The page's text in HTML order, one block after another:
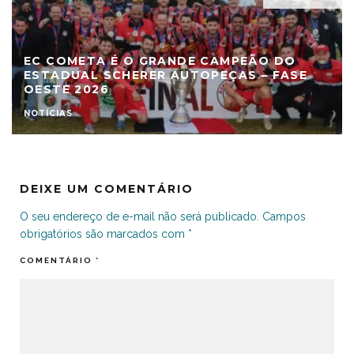
EC COMETA É O GRANDE CAMPEÃO DO
ESTADUAL SCHERER AUTOPEÇAS – FASE
OESTE 2026
NOTÍCIAS
DEIXE UM COMENTÁRIO
O seu endereço de e-mail não será publicado. Campos
obrigatórios são marcados com *
COMENTÁRIO *